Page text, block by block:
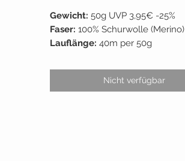
Gewicht: 50g UVP 3,95€ -25%
Faser: 100% Schurwolle (Merino)
Lauflänge: 40m per 50g
Lieferant:Lana Grossa
59,20€ / 1 kg
Nicht verfügbar